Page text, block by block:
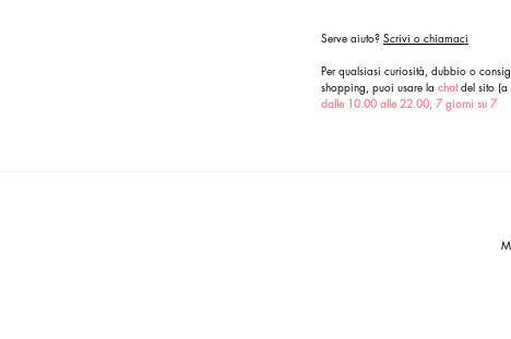
Serve aiuto? Scrivi o chiamaci
Per qualsiasi curiosità, dubbio o
shopping, puoi usare la chatdel sito (a
dalle 10.00 alle 22.00, 7 giorni su 7